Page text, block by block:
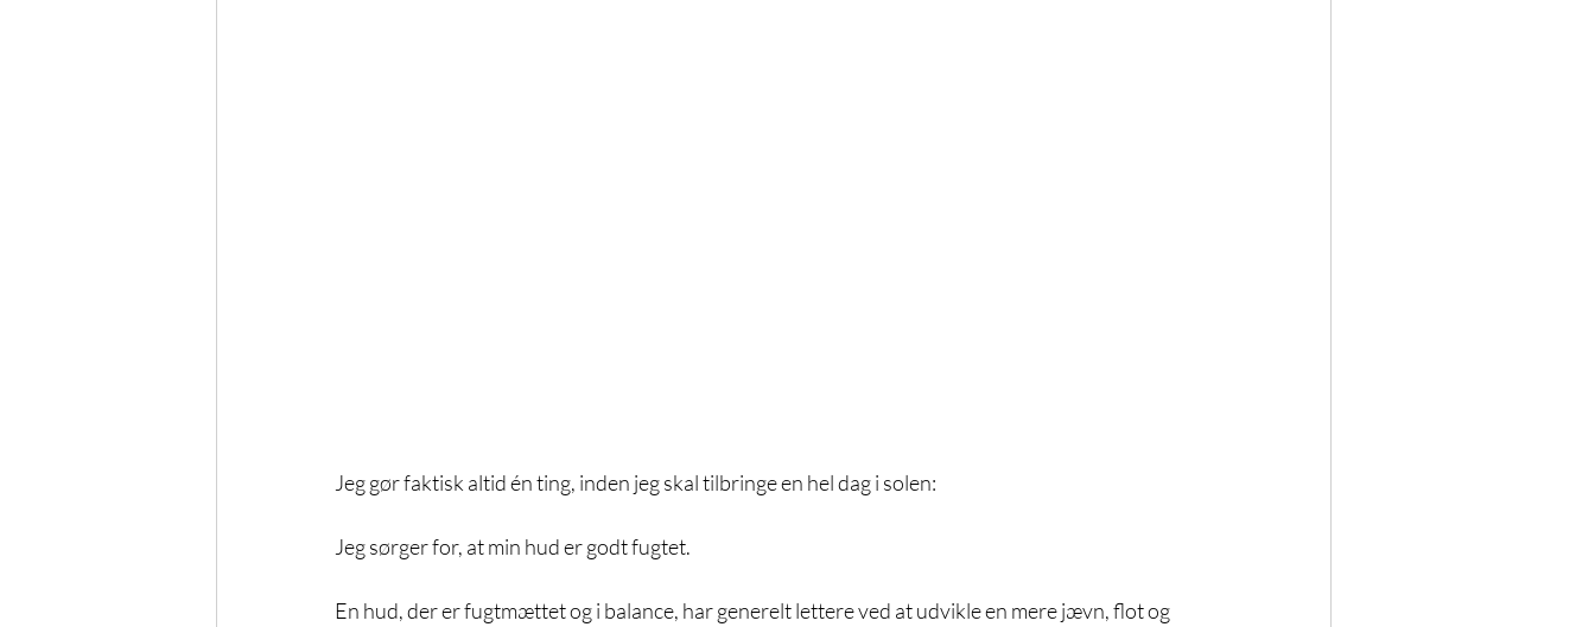
Jeg gør faktisk altid én ting, inden jeg skal tilbringe en hel dag i solen:
Jeg sørger for, at min hud er godt fugtet.
En hud, der er fugtmættet og i balance, har generelt lettere ved at udvikle en mere jævn, flot og